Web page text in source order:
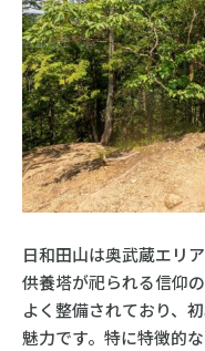
日和田山は奥武蔵エリ
供養塔が祀られる信仰
よく整備されており、
魅力です。特に特徴的